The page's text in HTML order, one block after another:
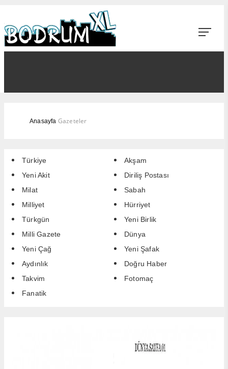
Anasayfa Gazeteler
Türkiye
Akşam
Yeni Akit
Diriliş Postası
Milat
Sabah
Milliyet
Hürriyet
Türkgün
Yeni Birlik
Milli Gazete
Dünya
Yeni Çağ
Yeni Şafak
Aydınlık
Doğru Haber
Takvim
Fotomaç
Fanatik